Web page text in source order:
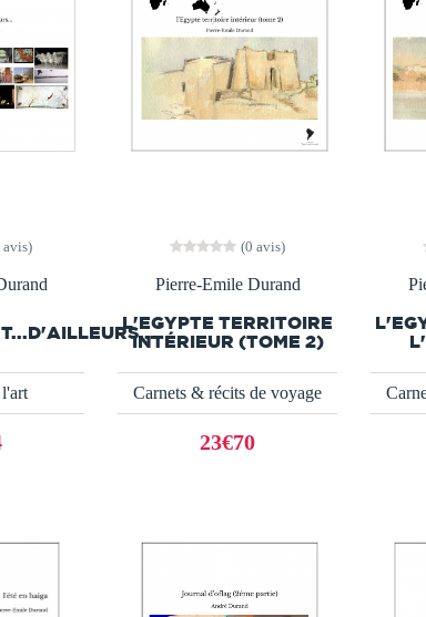
avis) (0 avis)
Pierre-Emile Durand
L'EGYPTE TERRITOIRE
INTÉRIEUR (TOME 2)
Carnets & récits de voyage
23€70